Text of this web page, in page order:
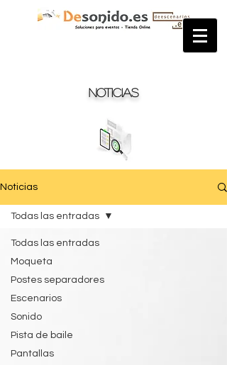
Noticias
Noticias
Todas las entradas
Moqueta
Postes separadores
Escenarios
Sonido
Pista de baile
Pantallas
Todas las entradas